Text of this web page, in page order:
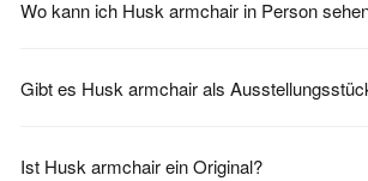
Wo kann ich Husk armchair in Person
Gibt es Husk armchair als
Ist Husk armchair ein Original?